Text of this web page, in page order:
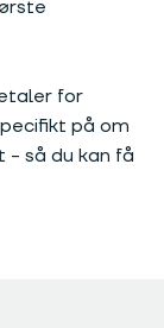
for
på om
- så du kan få